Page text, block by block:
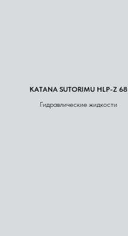
KATANA SUTORIMU HLP-Z 68
Гидравлические жидкости